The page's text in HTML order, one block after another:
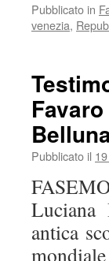
Pubblicato in
venezia,
Pubblicato il
Luciana
antica